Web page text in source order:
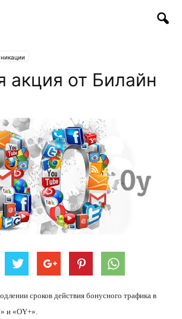
акция от Билайн
сроков действия бонусного трафика в
и «OY+».